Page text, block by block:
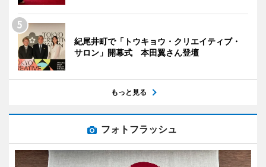
紀尾井町で「トウキョウ・クリエイティブ・
サロン」開幕式 本田翼さん登壇
もっと見る
フォトフラッシュ